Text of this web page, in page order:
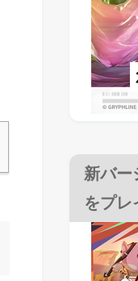
新バー
をプレ